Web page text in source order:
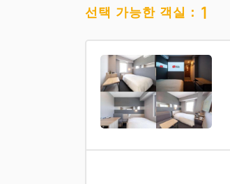
선택 가능한 객실： 1